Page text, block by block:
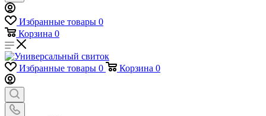
Избранные товары 0
Корзина 0
Избранные товары 0 Корзина 0